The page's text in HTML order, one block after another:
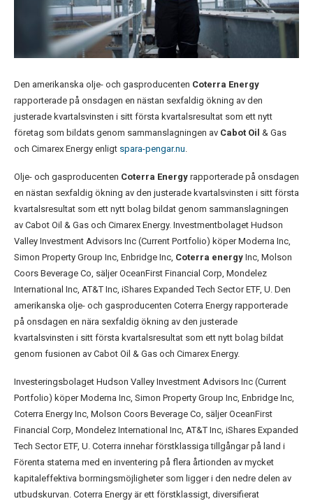
Den amerikanska olje- och gasproducenten Coterra Energy
rapporterade på onsdagen en nästan sexfaldig ökning av den
justerade kvartalsvinsten i sitt första kvartalsresultat som ett nytt
företag som bildats genom sammanslagningen av Cabot Oil & Gas
och Cimarex Energy enligt spara-pengar.nu
Olje- och gasproducenten Coterra Energy rapporterade på onsdagen
en nästan sexfaldig ökning av den justerade kvartalsvinsten i sitt första
kvartalsresultat som ett nytt bolag bildat genom sammanslagningen
av Cabot Oil & Gas och Cimarex Energy. Investmentbolaget Hudson
Valley Investment Advisors Inc (Current Portfolio) köper Moderna Inc,
Simon Property Group Inc, Enbridge Inc, Coterra energy Inc, Molson
Coors Beverage Co, säljer OceanFirst Financial Corp, Mondelez
International Inc, AT&T Inc, iShares Expanded Tech Sector ETF, U. Den
amerikanska olje- och gasproducenten Coterra Energy rapporterade
på onsdagen en nära sexfaldig ökning av den justerade
kvartalsvinsten i sitt första kvartalsresultat som ett nytt bolag bildat
genom fusionen av Cabot Oil & Gas och Cimarex Energy.
Investeringsbolaget Hudson Valley Investment Advisors Inc (Current
Portfolio) köper Moderna Inc, Simon Property Group Inc, Enbridge Inc,
Coterra Energy Inc, Molson Coors Beverage Co, säljer OceanFirst
Financial Corp, Mondelez International Inc, AT&T Inc, iShares Expanded
Tech Sector ETF, U. Coterra innehar förstklassiga tillgångar på land i
Förenta staterna med en inventering på flera årtionden av mycket
kapitaleffektiva borrningsmöjligheter som ligger i den nedre delen av
utbudskurvan. Coterra Energy är ett förstklassigt, diversifierat